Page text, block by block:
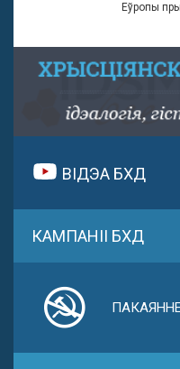
Еўропы
ВІДЭА БХД
КАМПАНІІ БХД